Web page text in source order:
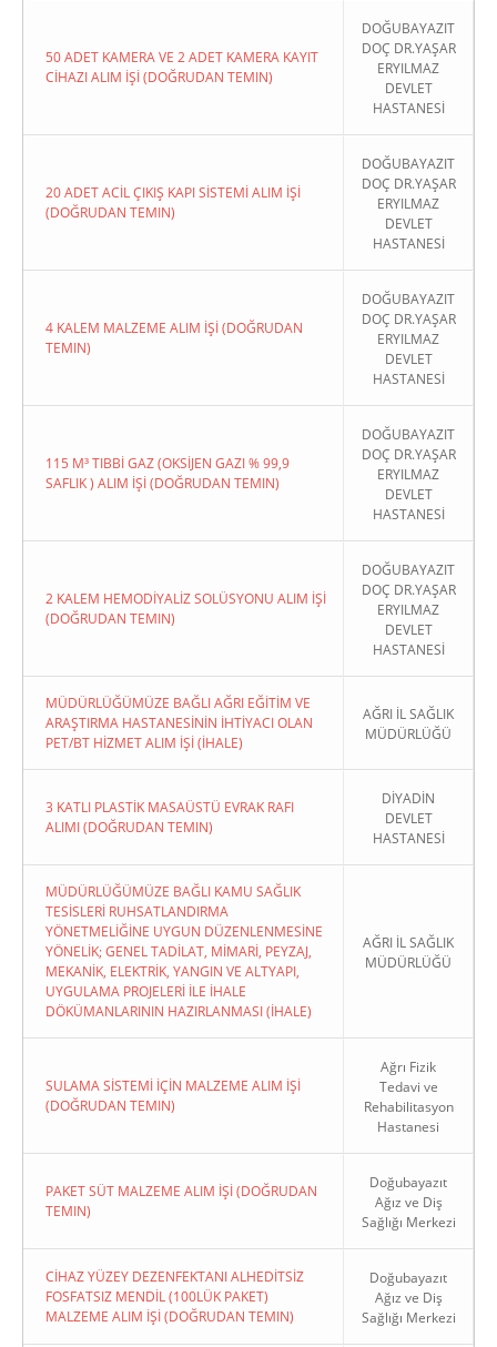
50 ADET KAMERA VE 2 ADET KAMERA KAYIT
CİHAZI ALIM İŞİ (DOĞRUDAN TEMIN)
DOĞUBAYAZIT
DOÇ DR.YAŞAR
ERYILMAZ
DEVLET
HASTANESİ
20 ADET ACİL ÇIKIŞ KAPI SİSTEMİ ALIM İŞİ
(DOĞRUDAN TEMIN)
DOĞUBAYAZIT
DOÇ DR.YAŞAR
ERYILMAZ
DEVLET
HASTANESİ
4 KALEM MALZEME ALIM İŞİ (DOĞRUDAN
TEMIN)
DOĞUBAYAZIT
DOÇ DR.YAŞAR
ERYILMAZ
DEVLET
HASTANESİ
115 M³ TIBBİ GAZ (OKSİJEN GAZI % 99,9
SAFLIK ) ALIM İŞİ (DOĞRUDAN TEMIN)
DOĞUBAYAZIT
DOÇ DR.YAŞAR
ERYILMAZ
DEVLET
HASTANESİ
2 KALEM HEMODİYALİZ SOLÜSYONU ALIM İŞİ
(DOĞRUDAN TEMIN)
DOĞUBAYAZIT
DOÇ DR.YAŞAR
ERYILMAZ
DEVLET
HASTANESİ
MÜDÜRLÜĞÜMÜZE BAĞLI AĞRI EĞİTİM VE
ARAŞTIRMA HASTANESİNİN İHTİYACI OLAN
PET/BT HİZMET ALIM İŞİ (İHALE)
AĞRI İL SAĞLIK
MÜDÜRLÜĞÜ
3 KATLI PLASTİK MASAÜSTÜ EVRAK RAFI
ALIMI (DOĞRUDAN TEMIN)
DİYADİN
DEVLET
HASTANESİ
MÜDÜRLÜĞÜMÜZE BAĞLI KAMU SAĞLIK
TESİSLERİ RUHSATLANDIRMA
YÖNETMELİĞİNE UYGUN DÜZENLENMESİNE
YÖNELİK; GENEL TADİLAT, MİMARİ, PEYZAJ,
MEKANİK, ELEKTRİK, YANGIN VE ALTYAPI,
UYGULAMA PROJELERİ İLE İHALE
DÖKÜMANLARININ HAZIRLANMASI (İHALE)
AĞRI İL SAĞLIK
MÜDÜRLÜĞÜ
SULAMA SİSTEMİ İÇİN MALZEME ALIM İŞİ
(DOĞRUDAN TEMIN)
Ağrı Fizik
Tedavi ve
Rehabilitasyon
Hastanesi
PAKET SÜT MALZEME ALIM İŞİ (DOĞRUDAN
TEMIN)
Doğubayazıt
Ağız ve Diş
Sağlığı Merkezi
CİHAZ YÜZEY DEZENFEKTANI ALHEDİTSİZ
FOSFATSIZ MENDİL (100LÜK PAKET)
MALZEME ALIM İŞİ (DOĞRUDAN TEMIN)
Doğubayazıt
Ağız ve Diş
Sağlığı Merkezi